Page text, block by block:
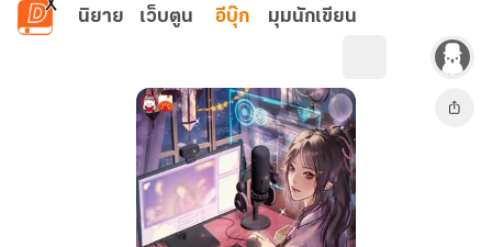
ข้ามไปยังเนื้อหาหลัก
นิยาย เว็บตูน อีบุ๊ก มุมนักเขียน